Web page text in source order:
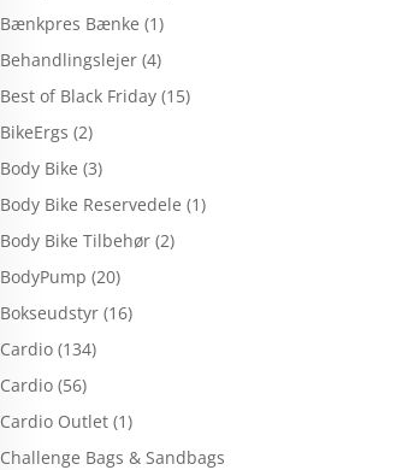
Bænkpres Bænke (1)
Behandlingslejer (4)
Best of Black Friday (15)
BikeErgs (2)
Body Bike (3)
Body Bike Reservedele (1)
Body Bike Tilbehør (2)
BodyPump (20)
Bokseudstyr (16)
Cardio (134)
Cardio (56)
Cardio Outlet (1)
Challenge Bags & Sandbags